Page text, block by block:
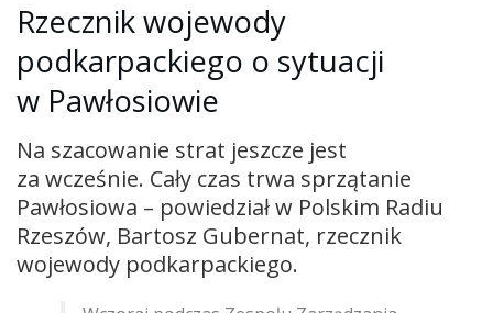
Rzecznik wojewody
podkarpackiego o sytuacji
w Pawłosiowie
Na szacowanie strat jeszcze jest
za wcześnie. Cały czas trwa sprzątanie
Pawłosiowa – powiedział w Polskim Radiu
Rzeszów, Bartosz Gubernat, rzecznik
wojewody podkarpackiego.